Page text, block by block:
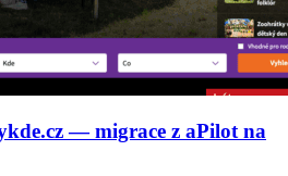
— migrace z aPilot na